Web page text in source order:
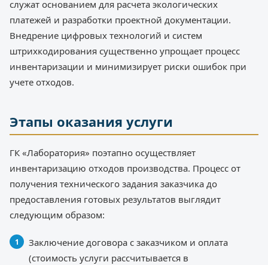
служат основанием для расчета экологических
платежей и разработки проектной документации.
Внедрение цифровых технологий и систем
штрихкодирования существенно упрощает процесс
инвентаризации и минимизирует риски ошибок при
учете отходов.
Этапы оказания услуги
ГК «Лаборатория» поэтапно осуществляет
инвентаризацию отходов производства. Процесс от
получения технического задания заказчика до
предоставления готовых результатов выглядит
следующим образом:
Заключение договора с заказчиком и оплата
(стоимость услуги рассчитывается в